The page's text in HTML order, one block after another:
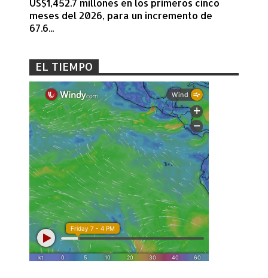
US$1,452.7 millones en los primeros cinco
meses del 2026, para un incremento de
67.6...
EL TIEMPO